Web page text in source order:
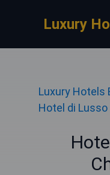
Luxury
Luxury Hotels
Hotel di Lusso